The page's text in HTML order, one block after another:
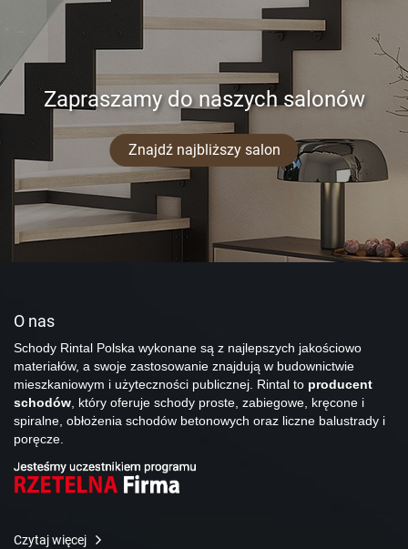
Zapraszamy do naszych salonów
Znajdź najbliższy salon
O nas
Schody Rintal Polska wykonane są z najlepszych jakościowo
materiałów, a swoje zastosowanie znajdują w budownictwie
mieszkaniowym i użyteczności publicznej. Rintal to producent
schodów , który oferuje schody proste, zabiegowe, kręcone i
spiralne, obłożenia schodów betonowych oraz liczne balustrady i
poręcze.
Czytaj więcej